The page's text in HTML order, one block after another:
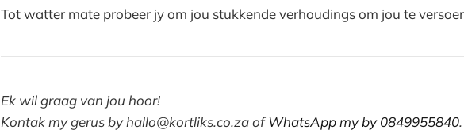
Tot watter mate probeer jy om jou stukkende verhoudings om jou te
Ek wil graag van jou hoor!
Kontak my gerus byhallo@kortliks.co.zaofWhatsApp my by 0849955840.